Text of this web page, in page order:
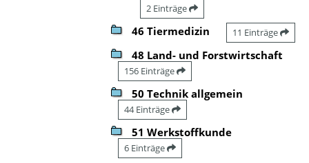
2 Einträge
46 Tiermedizin 11 Einträge
48 Land- und Forstwirtschaft
156 Einträge
50 Technik allgemein
44 Einträge
51 Werkstoffkunde
6 Einträge